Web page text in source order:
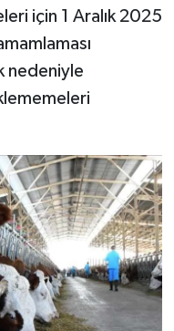
için 1 Aralık 2025
nedeniyle